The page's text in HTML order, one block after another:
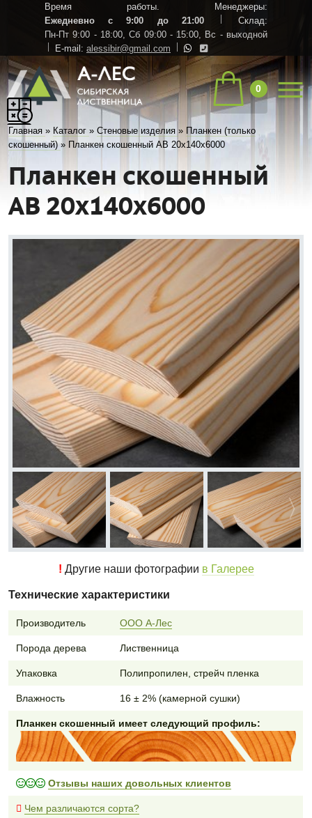
Время работы. Менеджеры:
Ежедневно с 9:00 до 21:00
Склад:
Пн-Пт 9:00 - 18:00, Сб 09:00 - 15:00, Вс - выходной
E-mail: alessibir@gmail.com
0
Главная » Каталог »Стеновые изделия » Планкен (только
скошенный) » Планкен скошенный АВ 20х140х6000
Планкен скошенный
АВ 20х140х6000
! Другие наши фотографии в Галерее
Технические характеристики
Производитель ООО А-Лес
Порода дерева Лиственница
Упаковка Полипропилен, стрейч пленка
Влажность 16 ± 2% (камерной сушки)
Планкен скошенный имеет следующий профиль:
Отзывы наших довольных клиентов
Чем различаются сорта?